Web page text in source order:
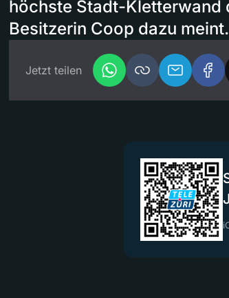
höchste Stadt-Kletterwand
Besitzerin Coop dazu meint.
Jetzt teilen